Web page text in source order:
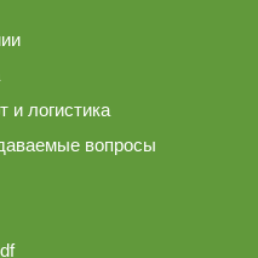
и логистика
вопросы